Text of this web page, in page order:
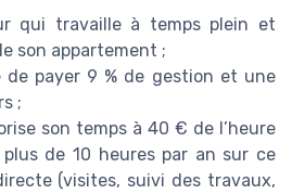
qui travaille à temps plein et
son appartement ;
de payer 9 % de gestion et une
;
son temps à 40 € de l’heure
de 10 heures par an sur ce
(visites, suivi des travaux,